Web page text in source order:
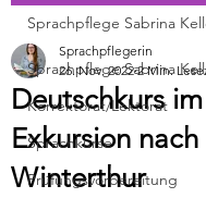
Sprachpflege Sabrina
Korrektorat/Lektorat
Sprachkurse
Prüfungsvorbereitung
Sprachpflege Sabrina
Deutschkurs
Exkursion nach
Winterthur
Sprachpflegerin
26. Nov. 2022 2 Min.